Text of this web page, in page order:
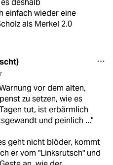
deshalb
einfach wieder eine
als Merkel 2.0
vor dem alten,
zu setzen, wie es
tut, ist erbärmlich
und peinlich ..."
geht nicht blöder, kommt
er vom "Linksrutsch" und